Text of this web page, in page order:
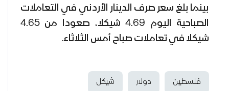
بينما بلغ سعر صرف الدينار الأردني في التعاملات
الصباحية اليوم 4.69 شيكلا، صعودا من 4.65
شيكلا في تعاملات صباح أمس الثلاثاء.
فلسطين دولار شيكل